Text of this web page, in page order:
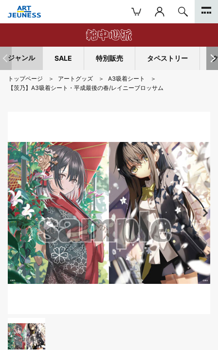
ジャンル SALE 特別販売 タペストリー
トップページ アートグッズ
A3吸着シート
【茨乃】A3吸着シート・平成最後の春/レイニーブロッサム